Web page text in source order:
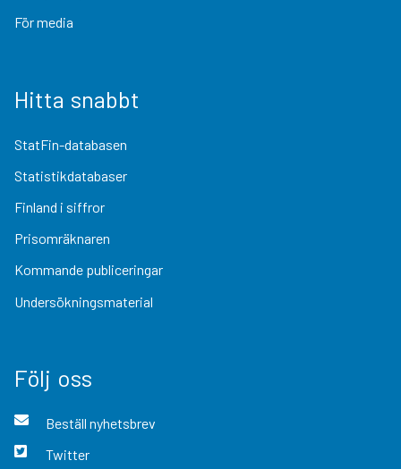
För media
Hitta snabbt
StatFin-databasen
Statistikdatabaser
Finland i siffror
Prisomräknaren
Kommande publiceringar
Undersökningsmaterial
Följ oss
Beställ nyhetsbrev
Twitter